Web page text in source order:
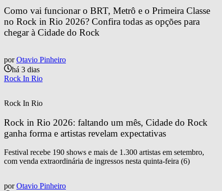
Como vai funcionar o BRT, Metrô e o Primeira Classe
no Rock in Rio 2026? Confira todas as opções para
chegar à Cidade do Rock
por Otavio Pinheiro
há 3 dias
Rock In Rio
Rock In Rio
Rock in Rio 2026: faltando um mês, Cidade do Rock
ganha forma e artistas revelam expectativas
Festival recebe 190 shows e mais de 1.300 artistas em setembro,
com venda extraordinária de ingressos nesta quinta-feira (6)
por Otavio Pinheiro